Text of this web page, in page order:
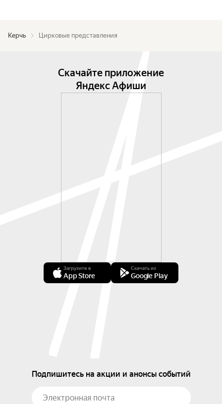
Керчь Цирковые представления
Скачайте приложение
Яндекс Афиши
Загрузите в
App Store
Скачать из
Google Play
Подпишитесь на акции и анонсы событий